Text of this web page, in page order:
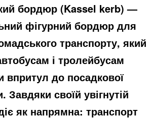
бордюр (Kassel kerb) —
фігурний бордюр для
транспорту, який
і тролейбусам
впритул до посадкової
своїй увігнутій
як напрямна: транспорт